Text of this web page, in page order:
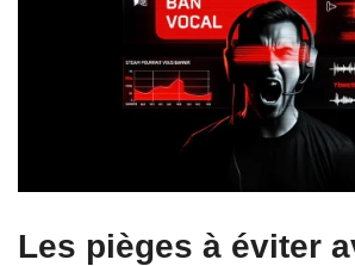
Les pièges à éviter